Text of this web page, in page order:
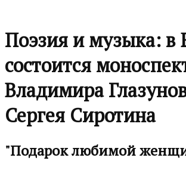
Поэзия и музыка: в
состоится
Владимира
Сергея Сиротина
"Подарок любимой